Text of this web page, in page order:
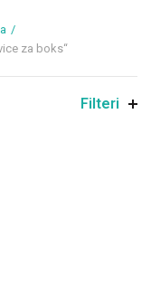
za boks“
Filteri